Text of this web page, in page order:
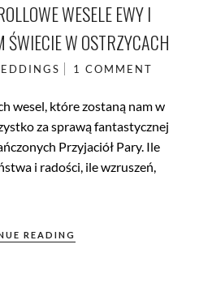
WESELE EWY I
W OSTRZYCACH
1 COMMENT
wesel, które zostaną nam w
za sprawą fantastycznej
Przyjaciół Pary. Ile
i radości, ile wzruszeń,
READING